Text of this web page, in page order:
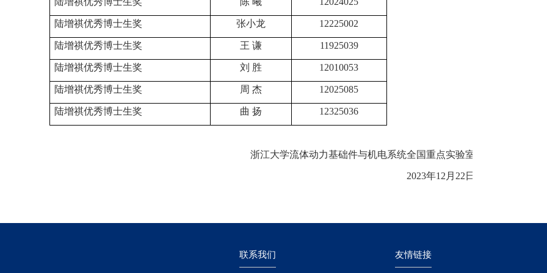
陆增祺优秀博士生奖 张小龙 12225002
陆增祺优秀博士生奖 王 谦 11925039
陆增祺优秀博士生奖 刘 胜 12010053
陆增祺优秀博士生奖 周 杰 12025085
陆增祺优秀博士生奖 曲 扬 12325036
浙江大学流体动力基础件与机电系统全国重点实验室
2023年12 月 22 日
友情链接
联系我们